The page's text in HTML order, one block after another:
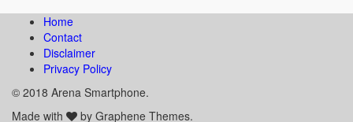
Home
Contact
Disclaimer
Privacy Policy
© 2018 Arena Smartphone.
Made with
by Graphene Themes.